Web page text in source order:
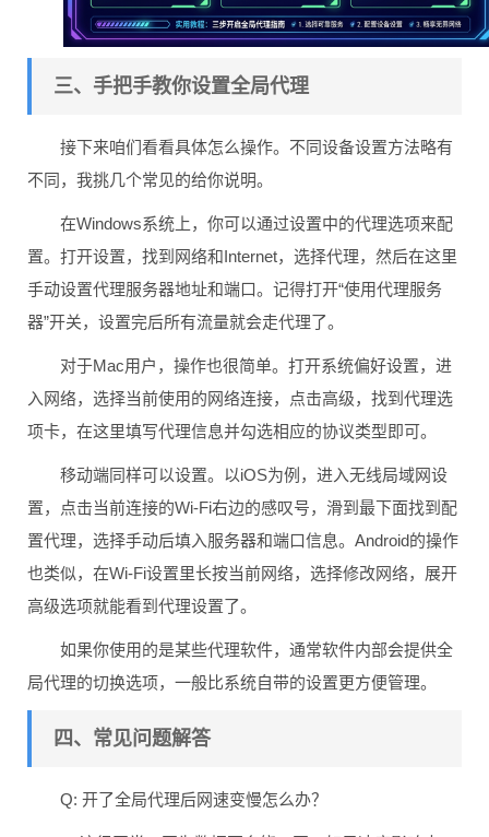
三、手把手教你设置全局代理
接下来咱们看看具体怎么操作。不同设备设置方法略有
不同，我挑几个常见的给你说明。
在Windows系统上，你可以通过设置中的代理选项来配
置。打开设置，找到网络和Internet，选择代理，然后在这里
手动设置代理服务器地址和端口。记得打开“使用代理服务
器”开关，设置完后所有流量就会走代理了。
对于Mac用户，操作也很简单。打开系统偏好设置，进
入网络，选择当前使用的网络连接，点击高级，找到代理选
项卡，在这里填写代理信息并勾选相应的协议类型即可。
移动端同样可以设置。以iOS为例，进入无线局域网设
置，点击当前连接的Wi-Fi右边的感叹号，滑到最下面找到配
置代理，选择手动后填入服务器和端口信息。Android的操作
也类似，在Wi-Fi设置里长按当前网络，选择修改网络，展开
高级选项就能看到代理设置了。
如果你使用的是某些代理软件，通常软件内部会提供全
局代理的切换选项，一般比系统自带的设置更方便管理。
四、常见问题解答
Q: 开了全局代理后网速变慢怎么办？